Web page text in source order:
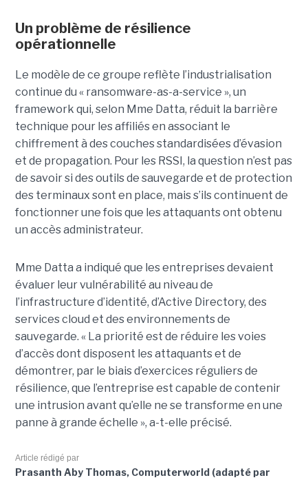
Un problème de résilience
opérationnelle
Le modèle de ce groupe reflète l’industrialisation
continue du « ransomware-as-a-service », un
framework qui, selon Mme Datta, réduit la barrière
technique pour les affiliés en associant le
chiffrement à des couches standardisées d’évasion
et de propagation. Pour les RSSI, la question n’est pas
de savoir si des outils de sauvegarde et de protection
des terminaux sont en place, mais s’ils continuent de
fonctionner une fois que les attaquants ont obtenu
un accès administrateur.
Mme Datta a indiqué que les entreprises devaient
évaluer leur vulnérabilité au niveau de
l’infrastructure d’identité, d’Active Directory, des
services cloud et des environnements de
sauvegarde. « La priorité est de réduire les voies
d’accès dont disposent les attaquants et de
démontrer, par le biais d’exercices réguliers de
résilience, que l’entreprise est capable de contenir
une intrusion avant qu’elle ne se transforme en une
panne à grande échelle », a-t-elle précisé.
Article rédigé par
Prasanth Aby Thomas, Computerworld (adapté par